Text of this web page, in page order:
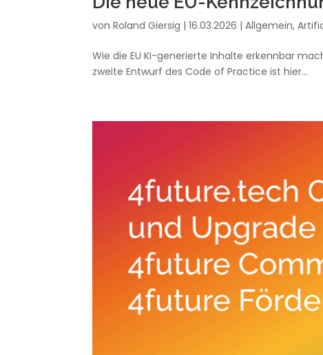
vonRoland Giersig |16.03.2026 |Allgemein,
Wie die EU KI-generierte Inhalte erkennbar
zweite Entwurf des Code of Practice ist hier...